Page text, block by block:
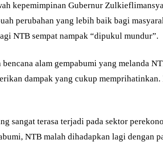
kepemimpinan Gubernur
perubahan yang lebih baik bagi
NTB sempat nampak “dipukul mundur”.
alam gempabumi yang melanda
dampak yang cukup memprihatinkan.
sangat terasa terjadi pada sektor
NTB malah dihadapkan lagi dengan